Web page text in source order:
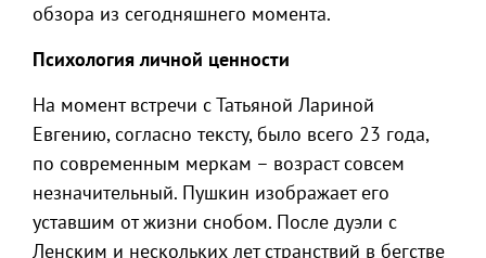
обзора из сегодняшнего момента.
Психология личной ценности
На момент встречи с Татьяной Лариной
Евгению, согласно тексту, было всего 23 года,
по современным меркам – возраст совсем
незначительный. Пушкин изображает его
уставшим от жизни снобом. После дуэли с
Ленским и нескольких лет странствий в бегстве